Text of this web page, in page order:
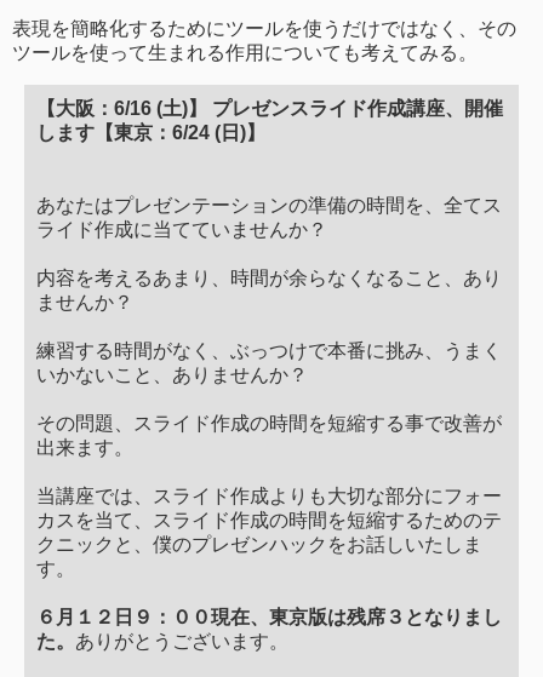
表現を簡略化するためにツールを使うだけではなく、その
ツールを使って生まれる作用についても考えてみる。
【大阪：6/16 (土)】 プレゼンスライド作成講座、開催
します【東京：6/24 (日)】
あなたはプレゼンテーションの準備の時間を、全てス
ライド作成に当てていませんか？
内容を考えるあまり、時間が余らなくなること、あり
ませんか？
練習する時間がなく、ぶっつけで本番に挑み、うまく
いかないこと、ありませんか？
その問題、スライド作成の時間を短縮する事で改善が
出来ます。
当講座では、スライド作成よりも大切な部分にフォー
カスを当て、スライド作成の時間を短縮するためのテ
クニックと、僕のプレゼンハックをお話しいたしま
す。
６月１２日９：００現在、東京版は残席３となりまし
た。 ありがとうございます。